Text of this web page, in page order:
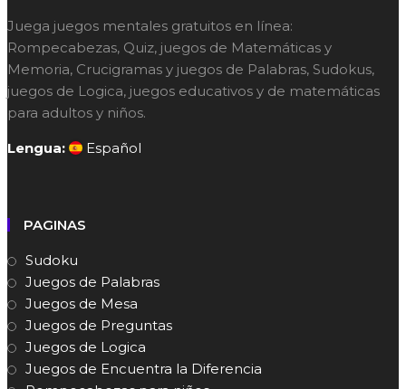
Juega juegos mentales gratuitos en línea:
Rompecabezas, Quiz, juegos de Matemáticas y
Memoria, Crucigramas y juegos de Palabras, Sudokus,
juegos de Logica, juegos educativos y de matemáticas
para adultos y niños.
Lengua: Español
PAGINAS
Sudoku
Juegos de Palabras
Juegos de Mesa
Juegos de Preguntas
Juegos de Logica
Juegos de Encuentra la Diferencia